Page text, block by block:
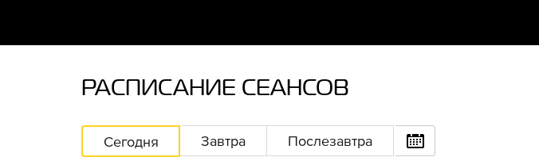
РАСПИСАНИЕ СЕАНСОВ
Сегодня Завтра Послезавтра